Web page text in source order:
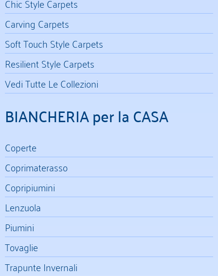
Carving Carpets
Soft Touch Style Carpets
Resilient Style Carpets
Vedi Tutte Le Collezioni
BIANCHERIA per la CASA
Coperte
Coprimaterasso
Copripiumini
Lenzuola
Piumini
Tovaglie
Trapunte Invernali